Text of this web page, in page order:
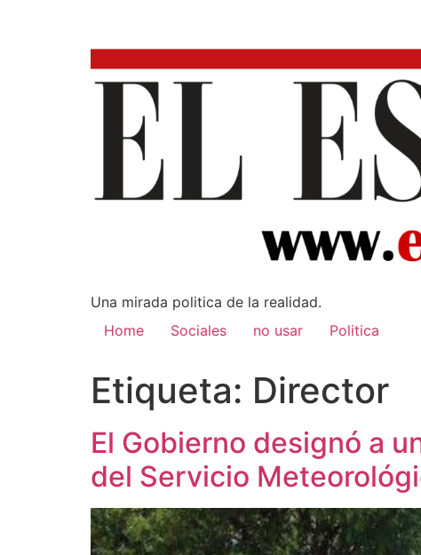
Una mirada poli­tica de la realidad.
Home
Sociales no usar Politica
Etiqueta: Director
El Gobierno designó a
del Servicio